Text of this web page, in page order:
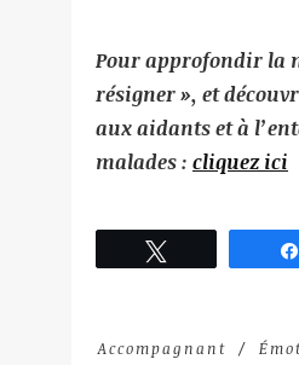
Pour approfondir la
résigner », et
aux aidants et à
malades : cliquez ici
Accompagnant